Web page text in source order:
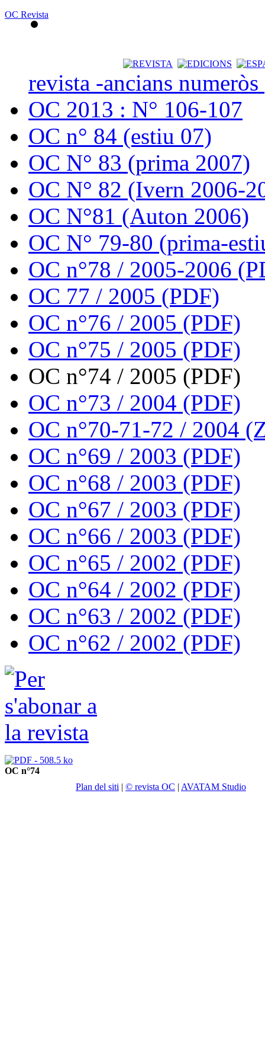
OC Revista
revista -ancians
OC 2013 : N° 106-107
OC n° 84 (estiu 07)
OC N° 83 (prima 2007)
OC N° 82 (Ivern 2006-
OC N°81 (Auton 2006)
OC N° 79-80 (prima-
OC n°78 / 2005-2006
OC 77 / 2005 (PDF)
OC n°76 / 2005 (PDF)
OC n°75 / 2005 (PDF)
OC n°74 / 2005 (PDF)
OC n°73 / 2004 (PDF)
OC n°70-71-72 / 2004
OC n°69 / 2003 (PDF)
OC n°68 / 2003 (PDF)
OC n°67 / 2003 (PDF)
OC n°66 / 2003 (PDF)
OC n°65 / 2002 (PDF)
OC n°64 / 2002 (PDF)
OC n°63 / 2002 (PDF)
OC n°62 / 2002 (PDF)
OC n°74
Plan del siti | © revista OC | AVATAM Studio